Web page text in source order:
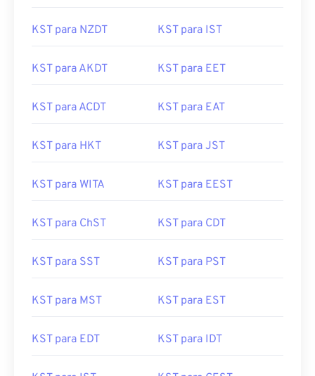
KST para NZDT KST para IST
KST para AKDT KST para EET
KST para ACDT KST para EAT
KST para HKT KST para JST
KST para WITA KST para EEST
KST para ChST KST para CDT
KST para SST KST para PST
KST para MST KST para EST
KST para EDT KST para IDT